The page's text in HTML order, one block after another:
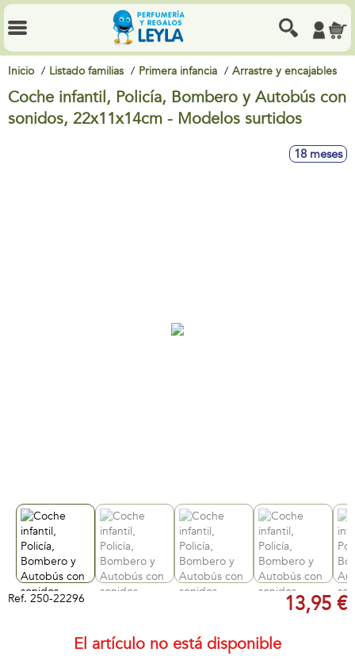
Inicio Listado familias Primera infancia Arrastre y encajables
Coche infantil, Policía, Bombero y Autobús con
sonidos, 22x11x14cm - Modelos surtidos
18 meses
Ref. 250-22296 13,95 €
El artículo no está disponible